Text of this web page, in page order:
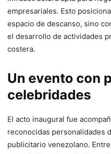
empresariales. Esto
espacio de descanso, sino
el desarrollo de actividades
costera.
Un evento con
celebridades
El acto inaugural fue
reconocidas personalidades
publicitario venezolano.